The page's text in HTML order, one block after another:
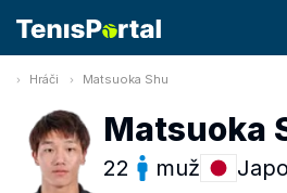
Hráči Matsuoka Shu
Matsuoka
22 muž